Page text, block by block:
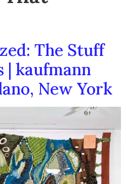
The Stuff
kaufmann
New York